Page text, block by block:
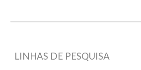
LINHAS DE PESQUISA